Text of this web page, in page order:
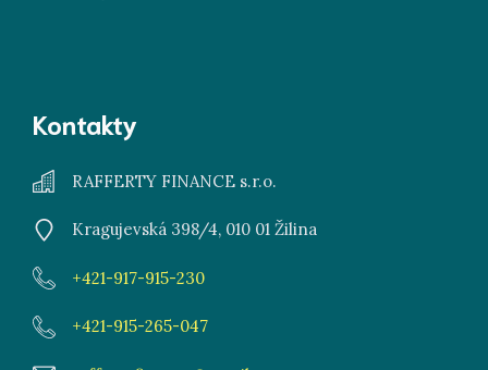
Kontakty
RAFFERTY FINANCE s.r.o.
Kragujevská 398/4, 010 01 Žilina
+421-917-915-230
+421-915-265-047